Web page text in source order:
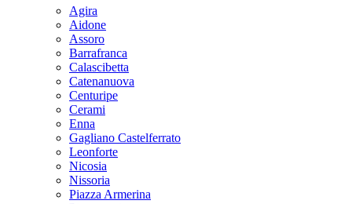
Agira
Aidone
Assoro
Barrafranca
Calascibetta
Catenanuova
Centuripe
Cerami
Enna
Gagliano Castelferrato
Leonforte
Nicosia
Nissoria
Piazza Armerina